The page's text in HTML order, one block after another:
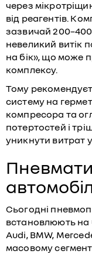
через
від реагентів.
зазвичай
невеликий витік
на бік», що може
комплексу.
Тому
систему на
компресора та
потертостей і
уникнути витрат
Сьогодні
встановлюють на
Audi, BMW,
масовому